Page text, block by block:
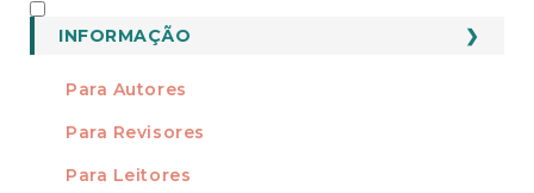
INFORMAÇÃO
Para Autores
Para Revisores
Para Leitores